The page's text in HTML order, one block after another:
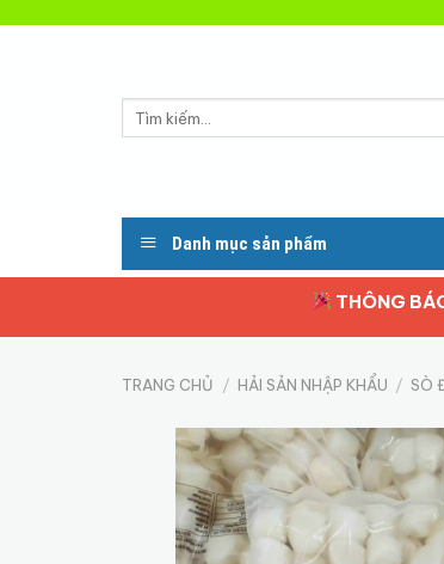
Tìm
Danh mục sản phẩm
THÔNG BÁO:
TRANG CHỦ / HẢI SẢN NHẬP KHẨU / SÒ